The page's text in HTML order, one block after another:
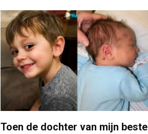
Toen de dochter van mijn beste